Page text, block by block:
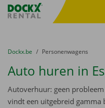
Fratello DEMO
U bevindt zich hier:
van
Dockx.be naar
Personenwagens
Auto huren in
Autoverhuur: geen
vindt een uitgebreid